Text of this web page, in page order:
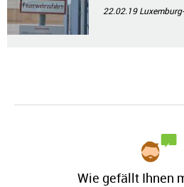
22.02.19
Wie gefällt Ihnen